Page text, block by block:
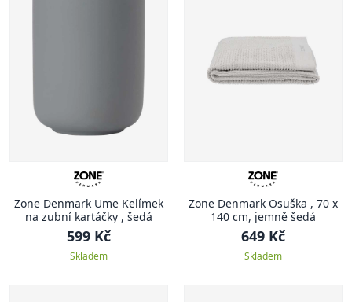
Zone Denmark Ume Kelímek
na zubní kartáčky , šedá
599 Kč
Skladem
Zone Denmark Osuška , 70 x
140 cm, jemně šedá
649 Kč
Skladem